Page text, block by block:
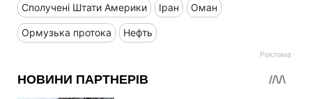
Сполучені Штати Америки Іран Оман
Ормузька протока Нефть